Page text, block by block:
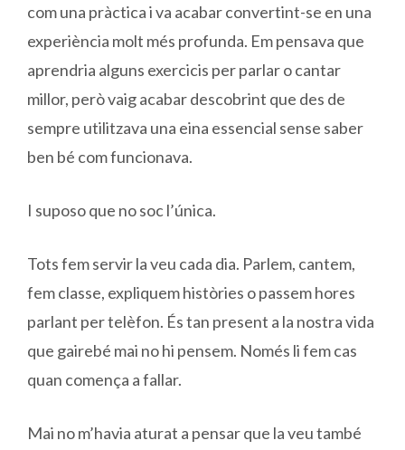
com una pràctica i va acabar convertint-se en una
experiència molt més profunda. Em pensava que
aprendria alguns exercicis per parlar o cantar
millor, però vaig acabar descobrint que des de
sempre utilitzava una eina essencial sense saber
ben bé com funcionava.
I suposo que no soc l’única.
Tots fem servir la veu cada dia. Parlem, cantem,
fem classe, expliquem històries o passem hores
parlant per telèfon. És tan present a la nostra vida
que gairebé mai no hi pensem. Només li fem cas
quan comença a fallar.
Mai no m’havia aturat a pensar que la veu també